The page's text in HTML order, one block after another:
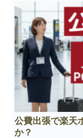
公費出張で楽天
か？